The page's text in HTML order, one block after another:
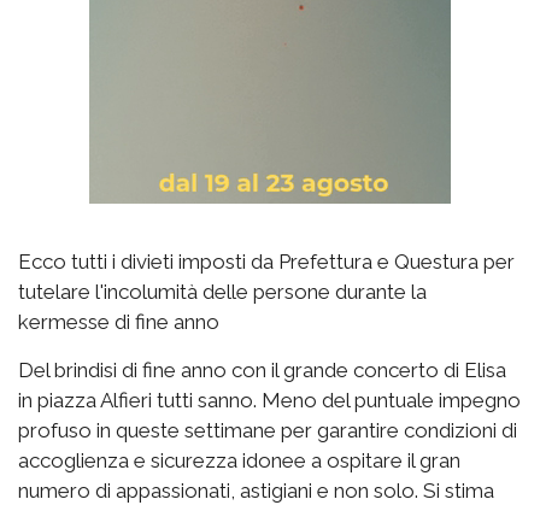
Ecco tutti i divieti imposti da Prefettura e Questura per
tutelare l'incolumità delle persone durante la
kermesse di fine anno
Del brindisi di fine anno con il grande concerto di Elisa
in piazza Alfieri tutti sanno. Meno del puntuale impegno
profuso in queste settimane per garantire condizioni di
accoglienza e sicurezza idonee a ospitare il gran
numero di appassionati, astigiani e non solo. Si stima